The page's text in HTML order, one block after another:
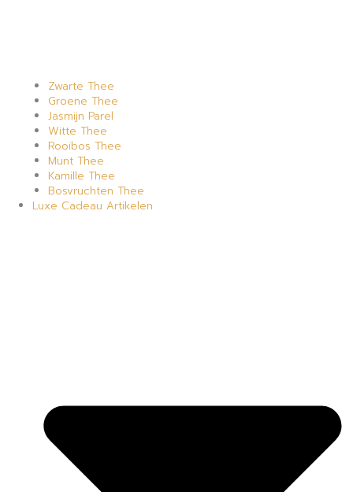
Zwarte Thee
Groene Thee
Jasmijn Parel
Witte Thee
Rooibos Thee
Munt Thee
Kamille Thee
Bosvruchten Thee
Luxe Cadeau Artikelen